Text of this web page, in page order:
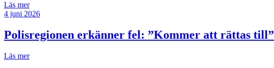
Läs mer
4 juni 2026
Polisregionen erkänner fel: ”Kommer att rättas till”
Läs mer